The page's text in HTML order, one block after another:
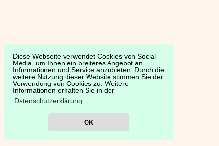
Diese Webseite verwendet Cookies von Social
Media, um Ihnen ein breiteres Angebot an
Informationen und Service anzubieten. Durch die
weitere Nutzung dieser Website stimmen Sie der
Verwendung von Cookies zu. Weitere
Informationen erhalten Sie in der
Datenschutzerklärung
OK